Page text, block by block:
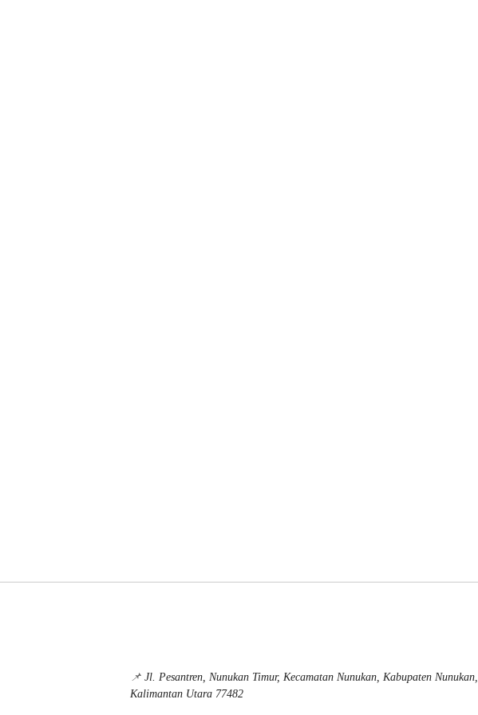
📌 Jl. Pesantren, Nunukan Timur, Kecamatan Nunukan, Kabupaten Nunukan,
Kalimantan Utara 77482